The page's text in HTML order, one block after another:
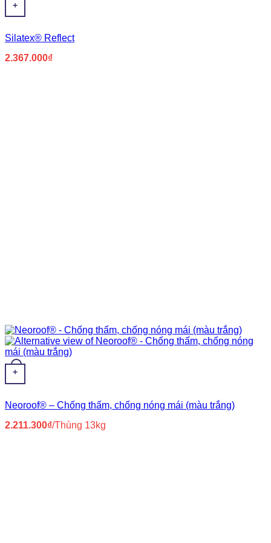
+
Silatex® Reflect
2.367.000₫
+
Neoroof® – Chống thấm, chống nóng mái (màu trắng)
2.211.300₫/Thùng 13kg